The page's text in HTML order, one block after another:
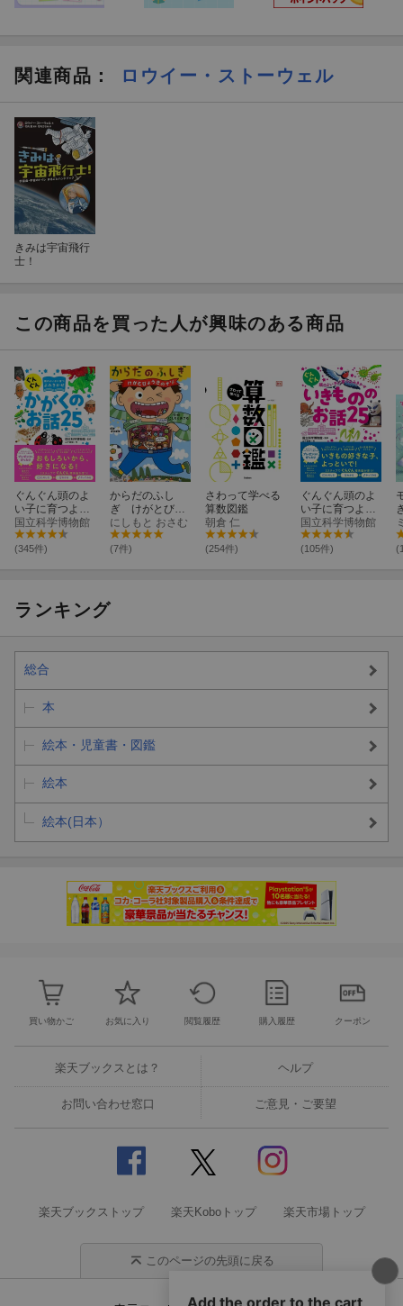
関連商品 ： ロウイー・ストーウェル
きみは宇宙飛行
士！
この商品を買った人が興味のある商品
ぐんぐん頭のよ
い子に育つよみ
きかせ かがく
のお話25
国立科学博物館
(345件)
からだのふし
ぎ けがとびょ
うきのナゾ
にしもと おさむ
(7件)
さわって学べる
算数図鑑
朝倉 仁
(254件)
ぐんぐん頭のよ
い子に育つよみ
きかせ いきもの
のお話25
国立科学博物館
(105件)
ランキング
総合
本
絵本・児童書・図鑑
絵本
絵本(日本）
買い物かご お気に入り 閲覧履歴 購入履歴 クーポン
楽天ブックスとは？ ヘルプ
お問い合わせ窓口 ご意見・ご要望
楽天ブックストップ 楽天Koboトップ 楽天市場トップ
このページの先頭に戻る